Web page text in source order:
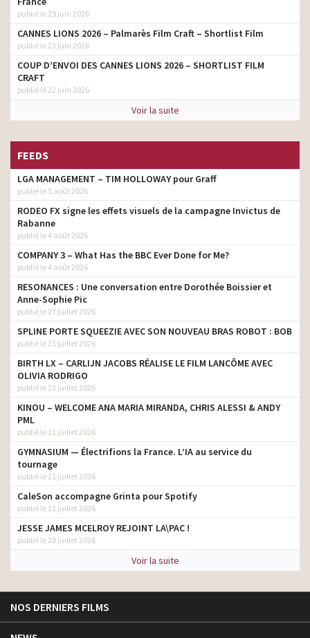
publié le 29 juin 2026
CANNES LIONS 2026 – Palmarès Film Craft – Shortlist Film
publié le 23 juin 2026
COUP D’ENVOI DES CANNES LIONS 2026 – SHORTLIST FILM
CRAFT
publié le 22 juin 2026
Voir la suite
FEEDS
LGA MANAGEMENT – TIM HOLLOWAY pour Graff
publié le 5 août 2026
RODEO FX signe les effets visuels de la campagne Invictus de
Rabanne
publié le 4 août 2026
COMPANY 3 – What Has the BBC Ever Done for Me?
publié le 4 août 2026
RESONANCES : Une conversation entre Dorothée Boissier et
Anne-Sophie Pic
publié le 27 juillet 2026
SPLINE PORTE SQUEEZIE AVEC SON NOUVEAU BRAS ROBOT : BOB
publié le 23 juillet 2026
BIRTH LX – CARLIJN JACOBS RÉALISE LE FILM LANCÔME AVEC
OLIVIA RODRIGO
publié le 23 juillet 2026
KINOU – WELCOME ANA MARIA MIRANDA, CHRIS ALESSI & ANDY
PML
publié le 21 juillet 2026
GYMNASIUM — Électrifions la France. L’IA au service du
tournage
publié le 21 juillet 2026
CaleSon accompagne Grinta pour Spotify
publié le 21 juillet 2026
JESSE JAMES MCELROY REJOINT LA\PAC !
publié le 20 juillet 2026
Voir la suite
NOS DERNIERS FILMS